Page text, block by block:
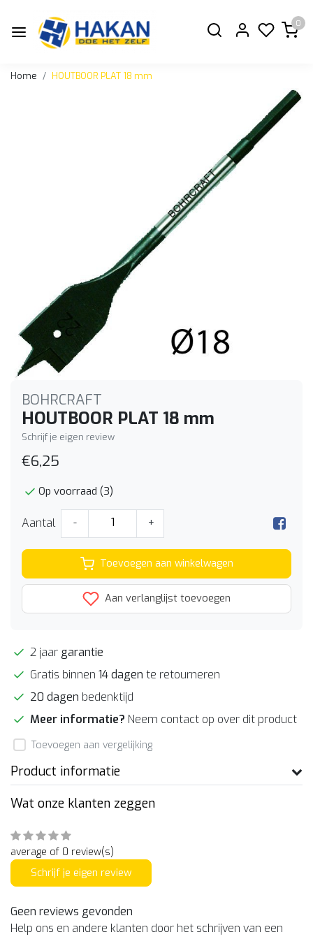
0
Home HOUTBOOR PLAT 18 mm
BOHRCRAFT
HOUTBOOR PLAT 18 mm
Schrijf je eigen review
€6,25
Op voorraad (3)
Aantal - +
Toevoegen aan winkelwagen
Aan verlanglijst toevoegen
2 jaar garantie
Gratis binnen 14 dagen te retourneren
20 dagen bedenktijd
Meer informatie? Neem contact op over dit product
Toevoegen aan vergelijking
Product informatie
Wat onze klanten zeggen
average of 0 review(s)
Schrijf je eigen review
Geen reviews gevonden
Help ons en andere klanten door het schrijven van een